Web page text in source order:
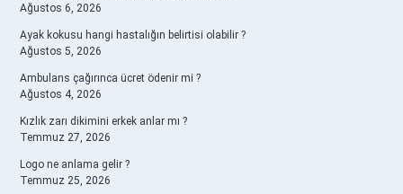
Ağustos 6, 2026
Ayak kokusu hangi hastalığın belirtisi olabilir ?
Ağustos 5, 2026
Ambulans çağırınca ücret ödenir mi ?
Ağustos 4, 2026
Kızlık zarı dikimini erkek anlar mı ?
Temmuz 27, 2026
Logo ne anlama gelir ?
Temmuz 25, 2026